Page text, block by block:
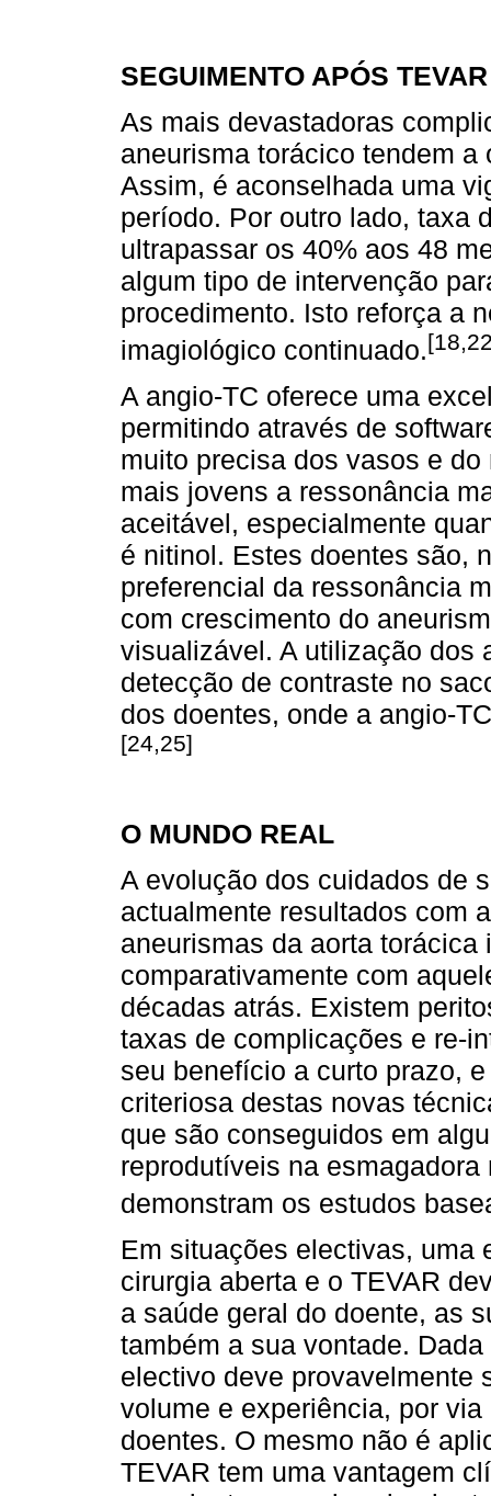
SEGUIMENTO APÓS TEVAR
As mais devastadoras
aneurisma torácico tendem
Assim, é aconselhada uma
período. Por outro lado, taxa
ultrapassar os 40% aos 48
algum tipo de intervenção
procedimento. Isto reforça a
imagiológico continuado.
A angio-TC oferece uma
permitindo através de
muito precisa dos vasos e
mais jovens a ressonância
aceitável, especialmente
é nitinol. Estes doentes são,
preferencial da ressonância
com crescimento do
visualizável. A utilização dos
detecção de contraste no
dos doentes, onde a angio-
[24,25]
O MUNDO REAL
A evolução dos cuidados de
actualmente resultados com
aneurismas da aorta
comparativamente com
décadas atrás. Existem
taxas de complicações e re-
seu benefício a curto prazo,
criteriosa destas novas
que são conseguidos em
reprodutíveis na
demonstram os estudos
Em situações electivas, uma
cirurgia aberta e o TEVAR
a saúde geral do doente, as
também a sua vontade.
electivo deve provavelmente
volume e experiência, por
doentes. O mesmo não é
TEVAR tem uma vantagem